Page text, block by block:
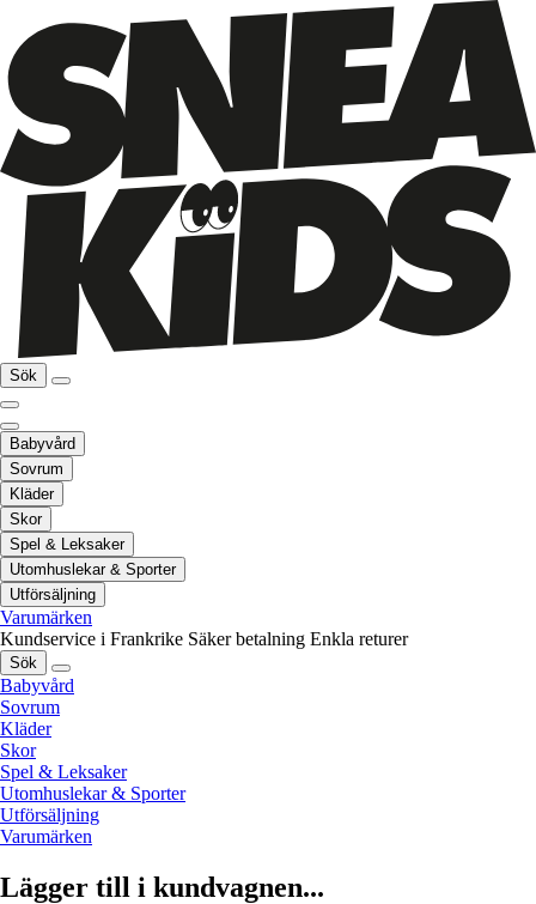
Sök
Babyvård
Sovrum
Kläder
Skor
Spel & Leksaker
Utomhuslekar & Sporter
Utförsäljning
Varumärken
Kundservice i Frankrike Säker betalning Enkla returer
Sök
Babyvård
Sovrum
Kläder
Skor
Spel & Leksaker
Utomhuslekar & Sporter
Utförsäljning
Varumärken
Lägger till i kundvagnen...